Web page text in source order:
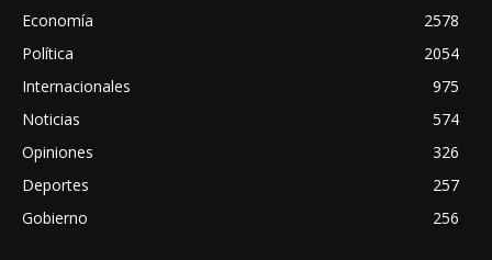
Economía
2578
Política
2054
Internacionales
975
Noticias
574
Opiniones
326
Deportes
257
Gobierno
256